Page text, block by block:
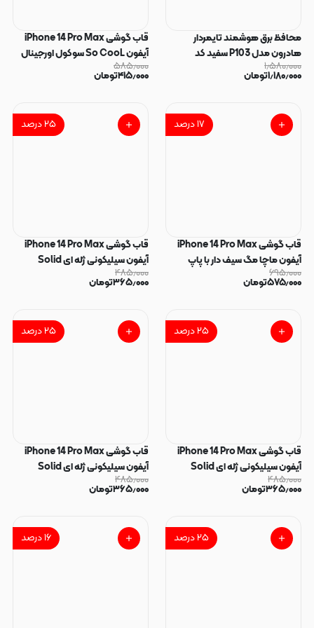
محافظ برق هوشمند تایمردار
هادرون مدل P103 سفید کد
180865
۱٫۵۸۰٫۰۰۰
۱٫۱۸۰٫۰۰۰تومان
قاب گوشی iPhone 14 Pro Max
آیفون So CooL سوکول اورجینال
فانتزی دکمه کرومی طرح گل لاله
۵۸۵٫۰۰۰
۴۱۵٫۰۰۰تومان
۱۷درصد
قاب گوشی iPhone 14 Pro Max
آیفون ماچا مگ سیف دار با پاپ
سوکت مگنتی کد 163866
۶۹۵٫۰۰۰
۵۷۵٫۰۰۰تومان
۲۵درصد
قاب گوشی iPhone 14 Pro Max
آیفون سیلیکونی ژله ای Solid
لاکچری محافظ لنزدار به همراه بند
مچی مشکی کد 164861
۴۸۵٫۰۰۰
۳۶۵٫۰۰۰تومان
۲۵درصد
قاب گوشی iPhone 14 Pro Max
آیفون سیلیکونی ژله ای Solid
لاکچری محافظ لنزدار به همراه بند
مچی مشکی کد 164860
۴۸۵٫۰۰۰
۳۶۵٫۰۰۰تومان
۲۵درصد
قاب گوشی iPhone 14 Pro Max
آیفون سیلیکونی ژله ای Solid
لاکچری محافظ لنزدار مشکی کد
۴۸۵٫۰۰۰
۳۶۵٫۰۰۰تومان
۲۵درصد ۱۶درصد